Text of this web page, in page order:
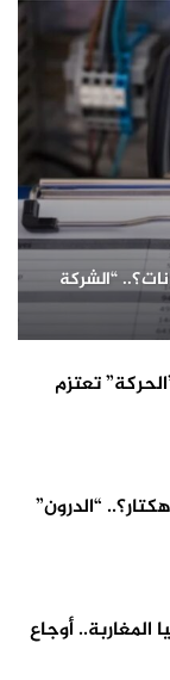
“الشركة
تعتزم
بعد أن أتت النيران على 400 هكتار؟.. “الدرون”
أوجاع